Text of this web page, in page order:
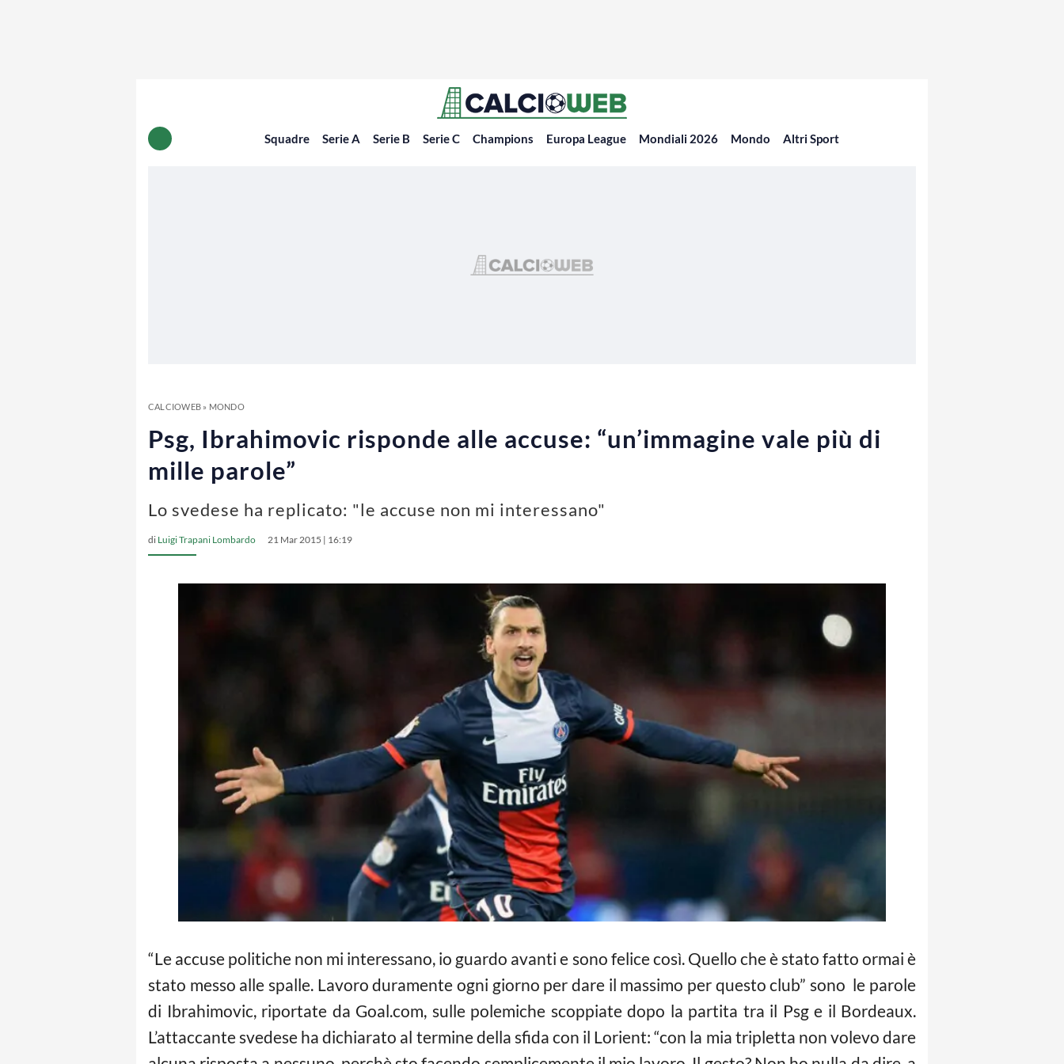
Squadre Serie A Serie B Serie C Champions Europa League Mondiali 2026 Mondo Altri Sport
CALCIOWEB» MONDO
Psg, Ibrahimovic risponde alle accuse: “un’immagine vale più di
mille parole”
Lo svedese ha replicato: "le accuse non mi interessano"
di Luigi Trapani Lombardo 21 Mar 2015 | 16:19
“Le accuse politiche non mi interessano, io guardo avanti e sono felice così. Quello che è stato fatto ormai è
stato messo alle spalle. Lavoro duramente ogni giorno per dare il massimo per questo club” sono le parole
di Ibrahimovic, riportate da Goal.com, sulle polemiche scoppiate dopo la partita tra il Psg e il Bordeaux.
L’attaccante svedese ha dichiarato al termine della sfida con il Lorient: “con la mia tripletta non volevo dare